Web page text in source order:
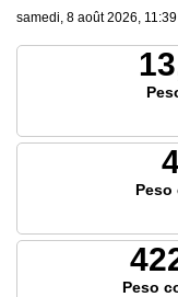
samedi, 8 août 2026, 11:39
Peso
Peso